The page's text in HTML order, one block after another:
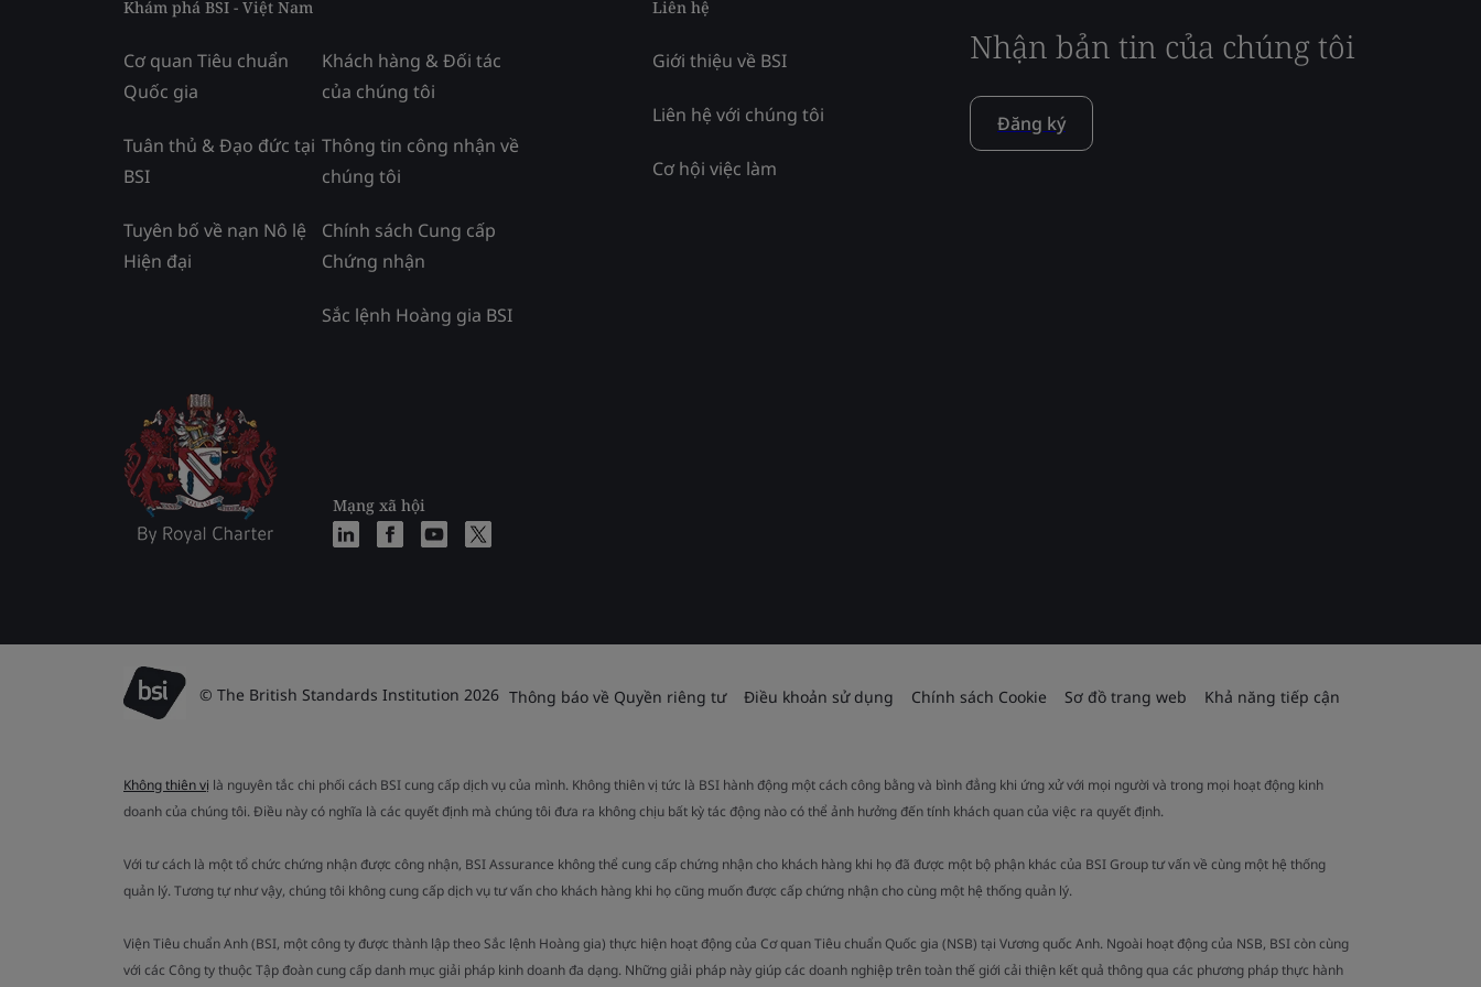
Khám phá BSI - Việt Nam
Cơ quan Tiêu chuẩn
Quốc gia
Tuân thủ & Đạo đức tại
BSI
Tuyên bố về nạn Nô lệ
Hiện đại
Khách hàng & Đối tác
của chúng tôi
Thông tin công nhận về
chúng tôi
Chính sách Cung cấp
Chứng nhận
Sắc lệnh Hoàng gia BSI
Mạng xã hội
Liên hệ
Giới thiệu về BSI
Liên hệ với chúng tôi
Cơ hội việc làm
Nhận bản tin của chúng tôi
Đăng ký
© The British Standards Institution 2026 Thông báo về Quyền riêng tư Điều khoản sử dụng Chính sách Cookie Sơ đồ trang web Khả năng tiếp cận
Không thiên vị là nguyên tắc chi phối cách BSI cung cấp dịch vụ của mình. Không thiên vị tức là BSI hành động một cách công bằng và bình đẳng khi ứng xử với mọi người và trong mọi hoạt động kinh
doanh của chúng tôi. Điều này có nghĩa là các quyết định mà chúng tôi đưa ra không chịu bất kỳ tác động nào có thể ảnh hưởng đến tính khách quan của việc ra quyết định.
Với tư cách là một tổ chức chứng nhận được công nhận, BSI Assurance không thể cung cấp chứng nhận cho khách hàng khi họ đã được một bộ phận khác của BSI Group tư vấn về cùng một hệ thống
quản lý. Tương tự như vậy, chúng tôi không cung cấp dịch vụ tư vấn cho khách hàng khi họ cũng muốn được cấp chứng nhận cho cùng một hệ thống quản lý.
Viện Tiêu chuẩn Anh (BSI, một công ty được thành lập theo Sắc lệnh Hoàng gia) thực hiện hoạt động của Cơ quan Tiêu chuẩn Quốc gia (NSB) tại Vương quốc Anh. Ngoài hoạt động của NSB, BSI còn cùng
với các Công ty thuộc Tập đoàn cung cấp danh mục giải pháp kinh doanh đa dạng. Những giải pháp này giúp các doanh nghiệp trên toàn thế giới cải thiện kết quả thông qua các phương pháp thực hành